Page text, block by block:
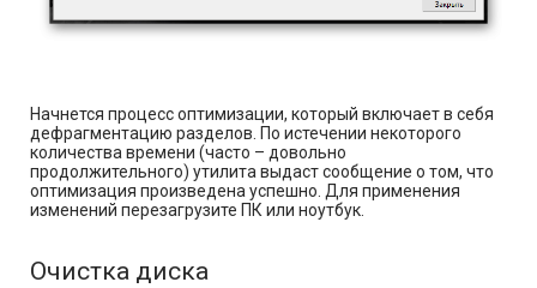
Начнется процесс оптимизации, который включает в себя
дефрагментацию разделов. По истечении некоторого
количества времени (часто – довольно
продолжительного) утилита выдаст сообщение о том, что
оптимизация произведена успешно. Для применения
изменений перезагрузите ПК или ноутбук.
Очистка диска